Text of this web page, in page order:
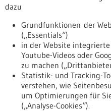
von Darmkrebs:
für DKFZ-Forscher
Die Deutsche
neues Emmy Noether-
Puschhof vom Deutschen
Mit dem Vorhaben will der
bestimmter Darmbakterien
von Darmkrebs
dazu
Grundfunktionen der
(„Essentials“)
in der Website
Youtube-Videos oder
zu machen
Statistik- und Tracking-
verstehen, wie
um Optimierungen für
(„Analyse-Cookies“).